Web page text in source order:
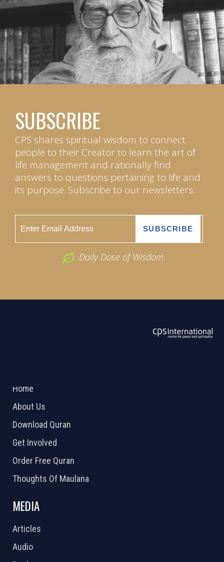
SUBSCRIBE
CPS shares spiritual wisdom to connect
people to their Creator to learn the art of
life management and rationally find
answers to questions pertaining to life and
its purpose. Subscribe to our newsletters.
Daily Dose of Wisdom
Home
About Us
Download Quran
Get Involved
Order Free Quran
Thoughts Of Maulana
MEDIA
Articles
Audio